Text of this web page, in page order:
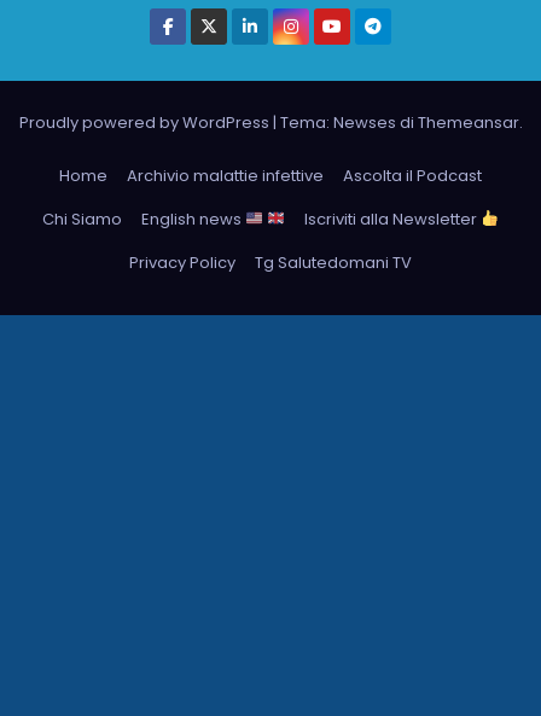
Proudly powered by WordPress | Tema: Newses di Themeansar.
Home Archivio malattie infettive
Ascolta il Podcast
Chi Siamo
English news
Iscriviti alla Newsletter
Privacy Policy
Tg Salutedomani TV